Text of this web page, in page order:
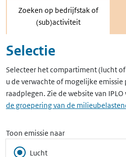
Zoeken op bedrijfstak of
(sub)activiteit
Selectie
Selecteer het compartiment (lucht
u de verwachte of mogelijke
raadplegen. Zie de website van
de groepering van de
Toon emissie naar
Lucht